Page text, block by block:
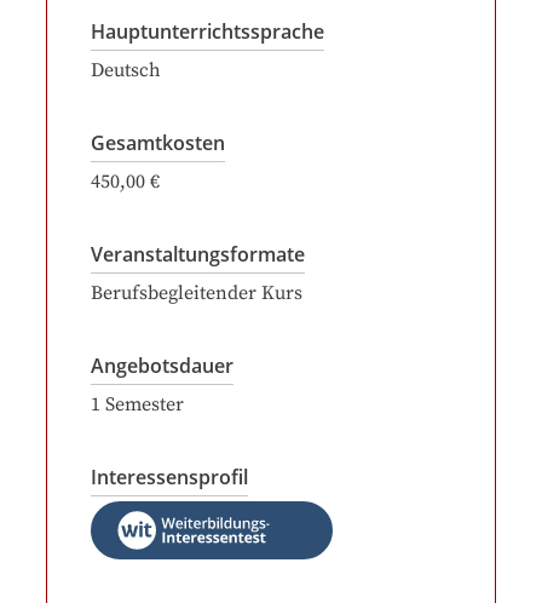
Hauptunterrichtssprache
Deutsch
Gesamtkosten
450,00 €
Veranstaltungsformate
Berufsbegleitender Kurs
Angebotsdauer
1 Semester
Interessensprofil